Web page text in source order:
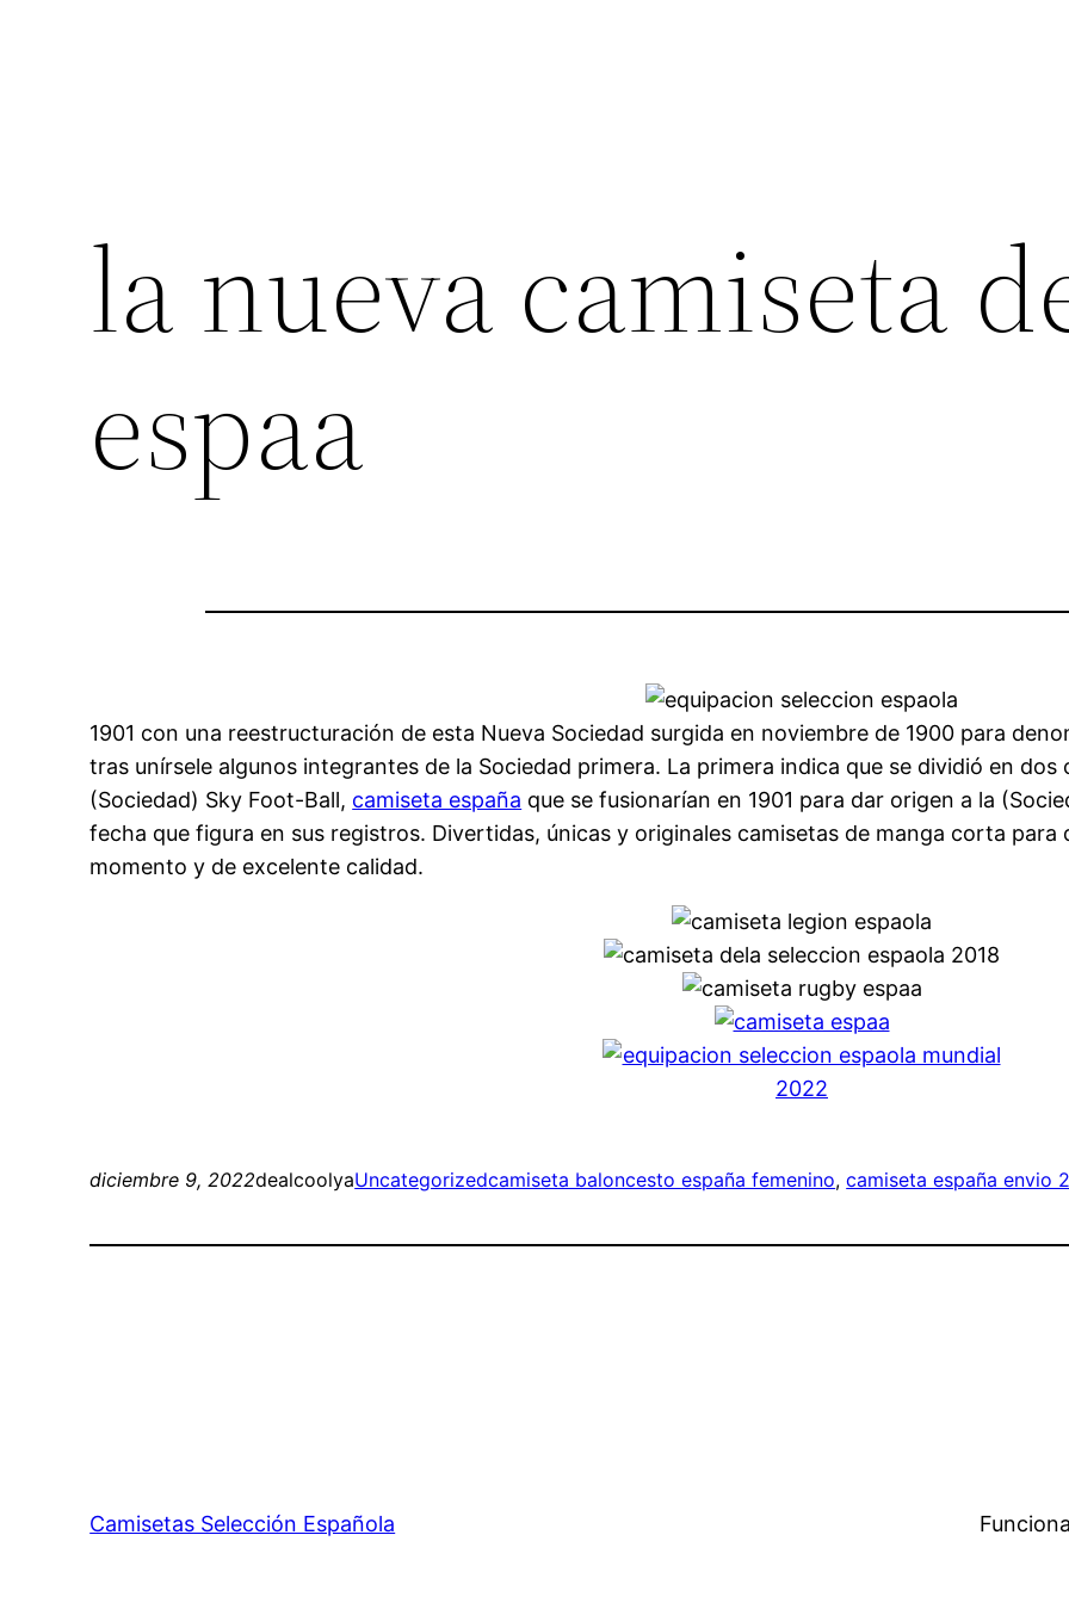
la nueva camiseta
espaa
1901 con una reestructuración de esta Nueva Sociedad surgida en noviembre de 1900 para
tras unírsele algunos integrantes de la Sociedad primera. La primera indica que se dividió en
(Sociedad) Sky Foot-Ball, camiseta españa que se fusionarían en 1901 para dar origen a la
fecha que figura en sus registros. Divertidas, únicas y originales camisetas de manga corta para
momento y de excelente calidad.
diciembre 9, 2022dealcoolyaUncategorizedcamiseta baloncesto españa femenino, camiseta españa envio
Camisetas Selección Española